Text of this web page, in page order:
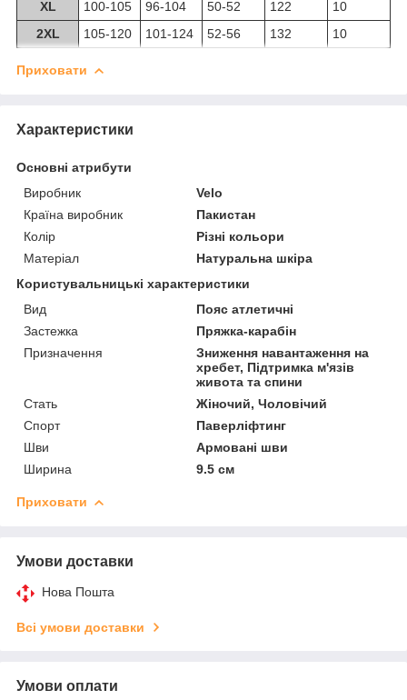
XL
100-105 96-104 50-52 122
10
2XL
105-120 101-124 52-56 132 10
Приховати
Характеристики
Основні атрибути
Виробник
Velo
Країна виробник
Пакистан
Колір
Різні кольори
Матеріал
Натуральна шкіра
Користувальницькі характеристики
Вид
Пояс атлетичні
Застежка
Пряжка-карабін
Призначення
Зниження навантаження на
хребет, Підтримка м'язів
живота та спини
Стать
Жіночий, Чоловічий
Спорт
Паверліфтинг
Шви
Армовані шви
Ширина
9.5 см
Приховати
Умови доставки
Нова Пошта
Всі умови доставки
Умови оплати